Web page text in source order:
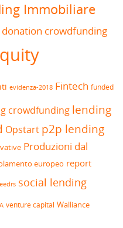
Immobiliare
donation crowdfunding
evidenza-2018 Fintech funded
crowdfunding lending
Opstart p2p lending
Produzioni dal
europeo report
social lending
venture capital Walliance